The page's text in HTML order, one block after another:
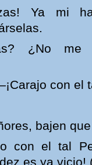
Ya mi
¿No
con el
bajen
con el tal
es ya vicio!